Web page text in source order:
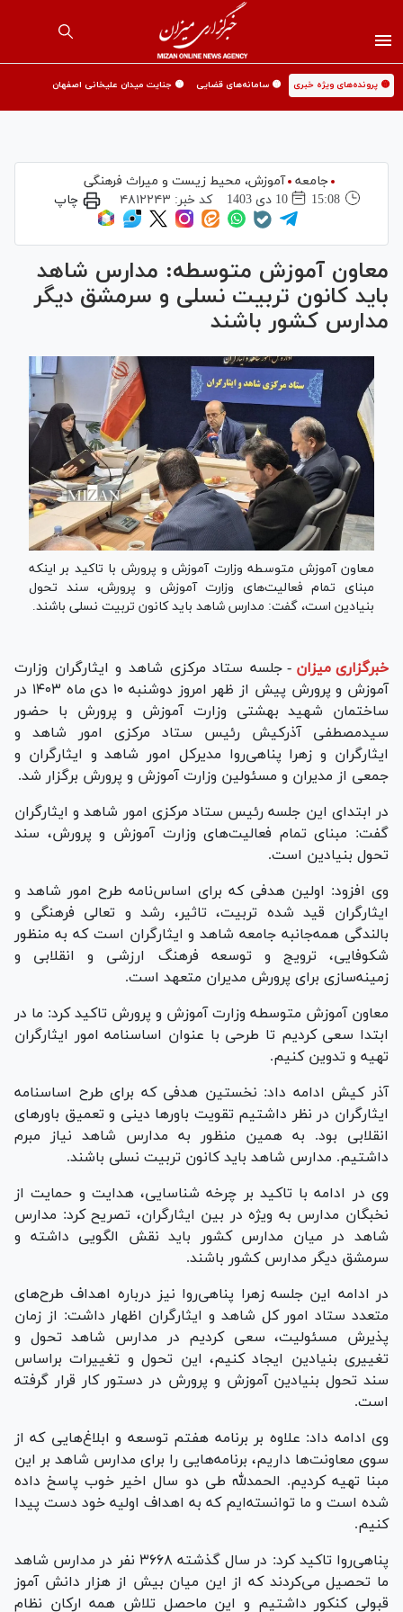
🟡 پرونده‌های ویژه خبری 🟡 سامانه‌های قضایی 🟡 جنایت میدان علیخانی اصفهان
جامعه
آموزش،‌ محیط زیست و میراث فرهنگی
15:08
10 دی 1403 کد خبر: ۴۸۱۲۲۴۳ چاپ
معاون آموزش متوسطه: مدارس شاهد
باید کانون تربیت نسلی و سرمشق دیگر
مدارس کشور باشند
معاون آموزش متوسطه وزارت آموزش و پرورش با تاکید بر اینکه
مبنای تمام فعالیت‌های وزارت آموزش و پرورش، سند تحول
بنیادین است، گفت: مدارس شاهد باید کانون تربیت نسلی باشند.
خبرگزاری میزان - جلسه ستاد مرکزی شاهد و ایثارگران وزارت
آموزش و پرورش پیش از ظهر امروز دوشنبه ۱۰ دی ماه ۱۴۰۳ در
ساختمان شهید بهشتی وزارت آموزش و پرورش با حضور
سیدمصطفی آذرکیش رئیس ستاد مرکزی امور شاهد و
ایثارگران و زهرا پناهی‌روا مدیرکل امور شاهد و ایثارگران و
جمعی از مدیران و مسئولین وزارت آموزش و پرورش برگزار شد.
در ابتدای این جلسه رئیس ستاد مرکزی امور شاهد و ایثارگران
گفت: مبنای تمام فعالیت‌های وزارت آموزش و پرورش، سند
تحول بنیادین است.
وی افزود: اولین هدفی که برای اساس‌نامه طرح امور شاهد و
ایثارگران قید شده تربیت، تاثیر، رشد و تعالی فرهنگی و
بالندگی همه‌جانبه جامعه شاهد و ایثارگران است که به منظور
شکوفایی، ترویج و توسعه فرهنگ ارزشی و انقلابی و
زمینه‌سازی برای پرورش مدیران متعهد است.
معاون آموزش متوسطه وزارت آموزش و پرورش تاکید کرد: ما در
ابتدا سعی کردیم تا طرحی با عنوان اساسنامه امور ایثارگران
تهیه و تدوین کنیم.
آذر کیش ادامه داد: نخستین هدفی که برای طرح اساسنامه
ایثارگران در نظر داشتیم تقویت باور‌ها دینی و تعمیق باور‌های
انقلابی بود. به همین منظور به مدارس شاهد نیاز مبرم
داشتیم. مدارس شاهد باید کانون تربیت نسلی باشند.
وی در ادامه با تاکید بر چرخه شناسایی، هدایت و حمایت از
نخبگان مدارس به ویژه در بین ایثارگران، تصریح کرد: مدارس
شاهد در میان مدارس کشور باید نقش الگویی داشته و
سرمشق دیگر مدارس کشور باشند.
در ادامه این جلسه زهرا پناهی‌روا نیز درباره اهداف طرح‌های
متعدد ستاد امور کل شاهد و ایثارگران اظهار داشت: از زمان
پذیرش مسئولیت، سعی کردیم در مدارس شاهد تحول و
تغییری بنیادین ایجاد کنیم، این تحول و تغییرات براساس
سند تحول بنیادین آموزش و پرورش در دستور کار قرار گرفته
است.
وی ادامه داد: علاوه بر برنامه هفتم توسعه و ابلاغ‌هایی که از
سوی معاونت‌ها داریم، برنامه‌هایی را برای مدارس شاهد بر این
مبنا تهیه کردیم. الحمدلله طی دو سال اخیر خوب پاسخ داده
شده است و ما توانسته‌ایم که به اهداف اولیه خود دست پیدا
کنیم.
پناهی‌روا تاکید کرد: در سال گذشته ۳۶۶۸ نفر در مدارس شاهد
ما تحصیل می‌کردند که از این میان بیش از هزار دانش آموز
قبولی کنکور داشتیم و این ماحصل تلاش همه ارکان نظام